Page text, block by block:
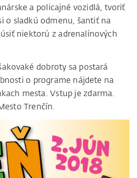
a policajné vozidlá, tvoriť
o sladkú odmenu, šantiť na
niektorú z adrenalínových
dobroty sa postará
o programe nájdete na
mesta. Vstup je zdarma.
Trenčín.